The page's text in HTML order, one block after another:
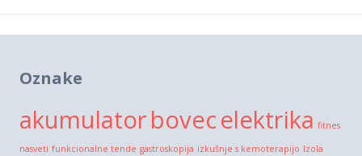
Oznake
akumulatorbovecelektrika fitnes
nasveti funkcionalne tende gastroskopija izkušnje s kemoterapijo Izola